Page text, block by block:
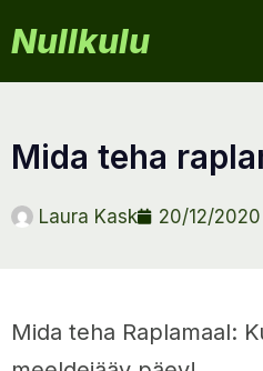
Nullkulu
mida teha
Laura Kask 20/12/2020
Mida teha Raplamaal: